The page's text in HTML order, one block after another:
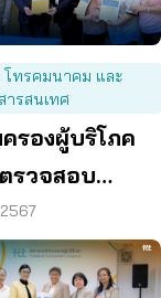
โทรคมนาคม และ
ารสนเทศ
รองผู้บริโภค
รวจสอบ